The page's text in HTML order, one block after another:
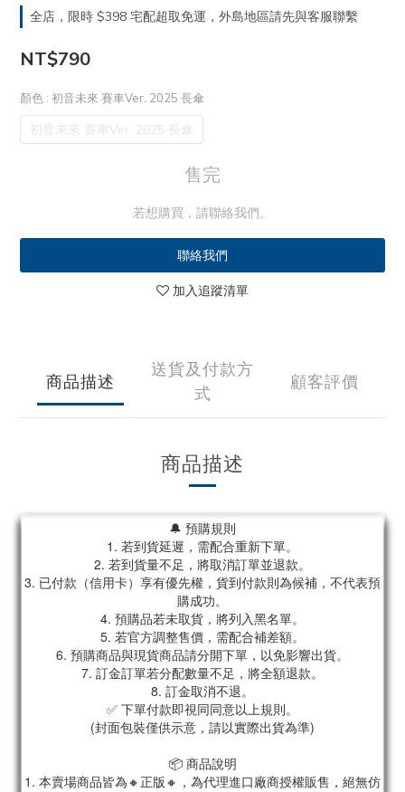
全店，限時 $398 宅配超取免運，外島地區請先與客服聯繫
NT$790
顏色 : 初音未來 賽車Ver. 2025 長傘
初音未來 賽車Ver. 2025 長傘
售完
若想購買，請聯絡我們。
聯絡我們
加入追蹤清單
商品描述
送貨及付款方
式
顧客評價
商品描述
🔔 預購規則
1. 若到貨延遲，需配合重新下單。
2. 若到貨量不足，將取消訂單並退款。
3. 已付款（信用卡）享有優先權，貨到付款則為候補，不代表預
購成功。
4. 預購品若未取貨，將列入黑名單。
5. 若官方調整售價，需配合補差額。
6. 預購商品與現貨商品請分開下單，以免影響出貨。
7. 訂金訂單若分配數量不足，將全額退款。
8. 訂金取消不退。
✅ 下單付款即視同同意以上規則。
(封面包裝僅供示意，請以實際出貨為準)
📦 商品說明
1. 本賣場商品皆為🔸正版🔸，為代理進口廠商授權販售，絕無仿